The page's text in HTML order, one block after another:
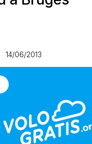
14/06/2013